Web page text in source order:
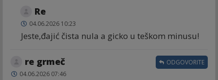
Re
04.06.2026 10:23
Jeste,đajić čista nula a gicko u teškom minusu!
re grmeč
04.06.2026 07:46
ODGOVORITE